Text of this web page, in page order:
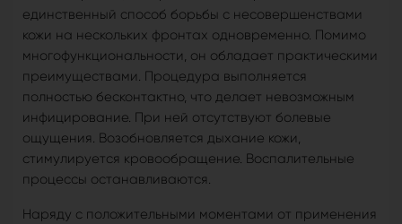
единственный способ борьбы с несовершенствами
кожи на нескольких фронтах одновременно. Помимо
многофункциональности, он обладает практическими
преимуществами. Процедура выполняется
полностью бесконтактно, что делает невозможным
инфицирование. При ней отсутствуют болевые
ощущения. Возобновляется дыхание кожи,
стимулируется кровообращение. Воспалительные
процессы останавливаются.
Наряду с положительными моментами от применения